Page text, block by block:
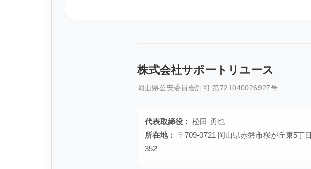
株式会社サポートリユース
岡山県公安委員会許可 第721040026927号
代表取締役： 松田 勇也
所在地：
〒709-0721 岡山県赤磐市桜が丘東5丁
352